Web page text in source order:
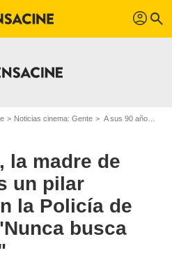
profil search
Noticias cinema: Gente A sus 90 años, la madre de Bruce Willis es un pilar fundamental en la Policía de Los Angeles: "Nunca busca protagonismo"
la madre de
un pilar
la Policía de
busca